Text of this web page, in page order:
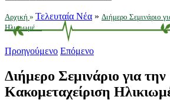
Αρχική » Τελευταία Νέα » Διήμερο Σεμινάριο
Ηλικιωμέ ...
Προηγούμενο Επόμενο
Διήμερο Σεμινάριο για την
Κακομεταχείριση